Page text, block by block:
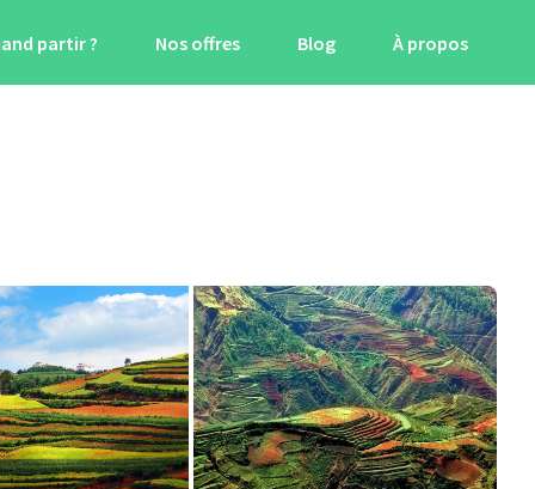
partir ? Nos offres Blog À propos